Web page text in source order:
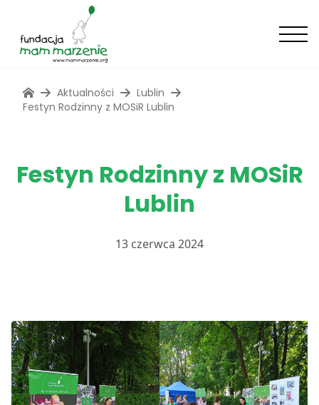
Aktualności
Lublin
Festyn Rodzinny z MOSiR Lublin
Festyn Rodzinny z MOSiR
Lublin
13 czerwca 2024